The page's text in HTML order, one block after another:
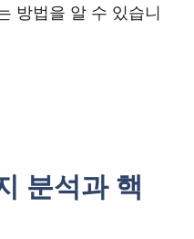
방법을 알 수 있습니
분석과 핵